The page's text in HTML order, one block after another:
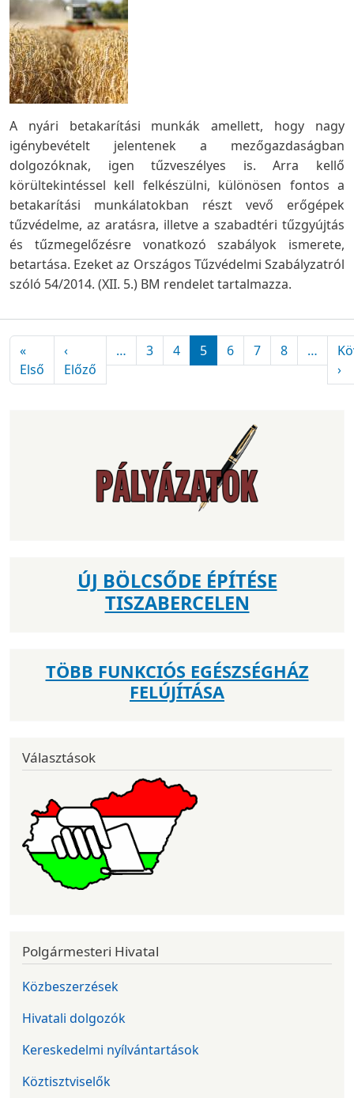
A nyári betakarítási munkák amellett, hogy nagy
igénybevételt jelentenek a mezőgazdaságban
dolgozóknak, igen tűzveszélyes is. Arra kellő
körültekintéssel kell felkészülni, különösen fontos a
betakarítási munkálatokban részt vevő erőgépek
tűzvédelme, az aratásra, illetve a szabadtéri tűzgyújtás
és tűzmegelőzésre vonatkozó szabályok ismerete,
betartása. Ezeket az Országos Tűzvédelmi Szabályzatról
szóló 54/2014. (XII. 5.) BM rendelet tartalmazza.
Oldalszámozás
«
Első Első oldal
‹
Előző Előző oldal
… 3 4 5 6 7 8 …
›
ÚJ BÖLCSŐDE ÉPÍTÉSE
TISZABERCELEN
TÖBB FUNKCIÓS EGÉSZSÉGHÁZ
FELÚJÍTÁSA
Választások
Polgármesteri Hivatal
Közbeszerzések
Hivatali dolgozók
Kereskedelmi nyílvántartások
Köztisztviselők